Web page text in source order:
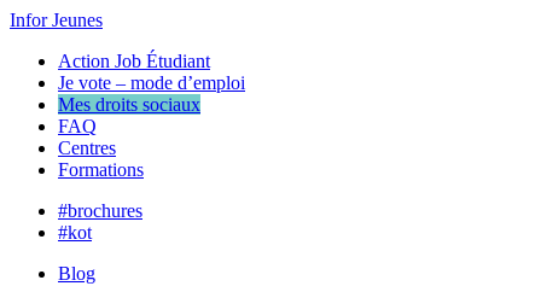
Infor Jeunes
Action Job Étudiant
Je vote – mode d’emploi
Mes droits sociaux
FAQ
Centres
Formations
#brochures
#kot
Blog